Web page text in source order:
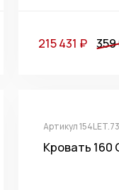
215 431 ₽ 359
Артикул
Кровать